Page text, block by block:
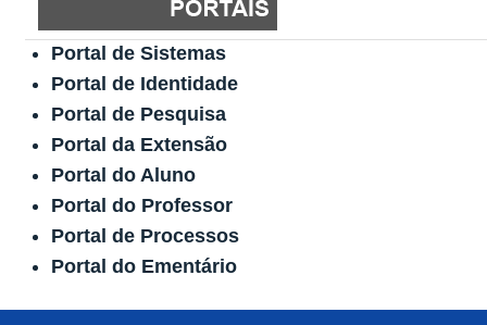
Portal de Sistemas
Portal de Identidade
Portal de Pesquisa
Portal da Extensão
Portal do Aluno
Portal do Professor
Portal de Processos
Portal do Ementário